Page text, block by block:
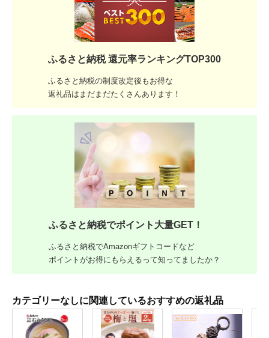
ふるさと納税 還元率ランキングTOP300
ふるさと納税の制度改定後もお得な
返礼品はまだまだたくさんあります！
ふるさと納税でポイント大量GET！
ふるさと納税でAmazonギフトコードなど
ポイントがお得にもらえるって知ってましたか？
カテゴリーなしに関連しているおすすめの返礼品